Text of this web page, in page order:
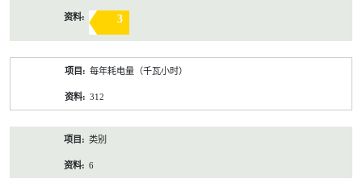
3
每年耗电量（千瓦小时）
312
类别
6